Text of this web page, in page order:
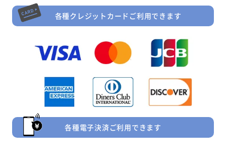
各種クレジットカードご利用できます
各種電子決済ご利用できます